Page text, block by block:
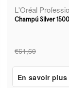
L'Oréal
Champú Silver
€61,60
En savoir plus